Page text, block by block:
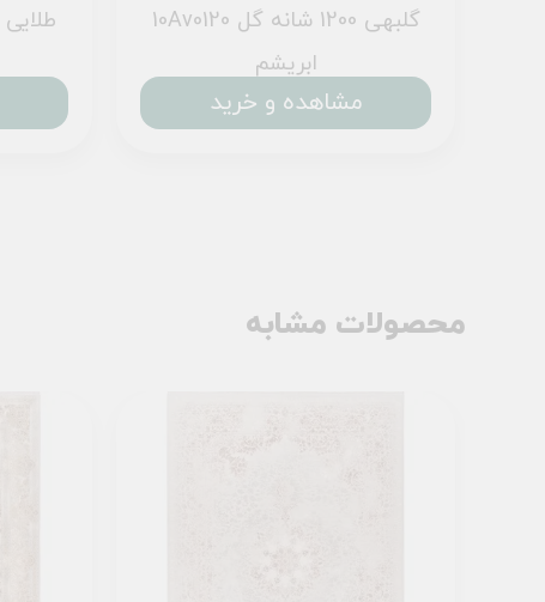
10Av0120 گلبهی 1200 شانه گل
ابریشم
مشاهده و خرید
محصولات مشابه